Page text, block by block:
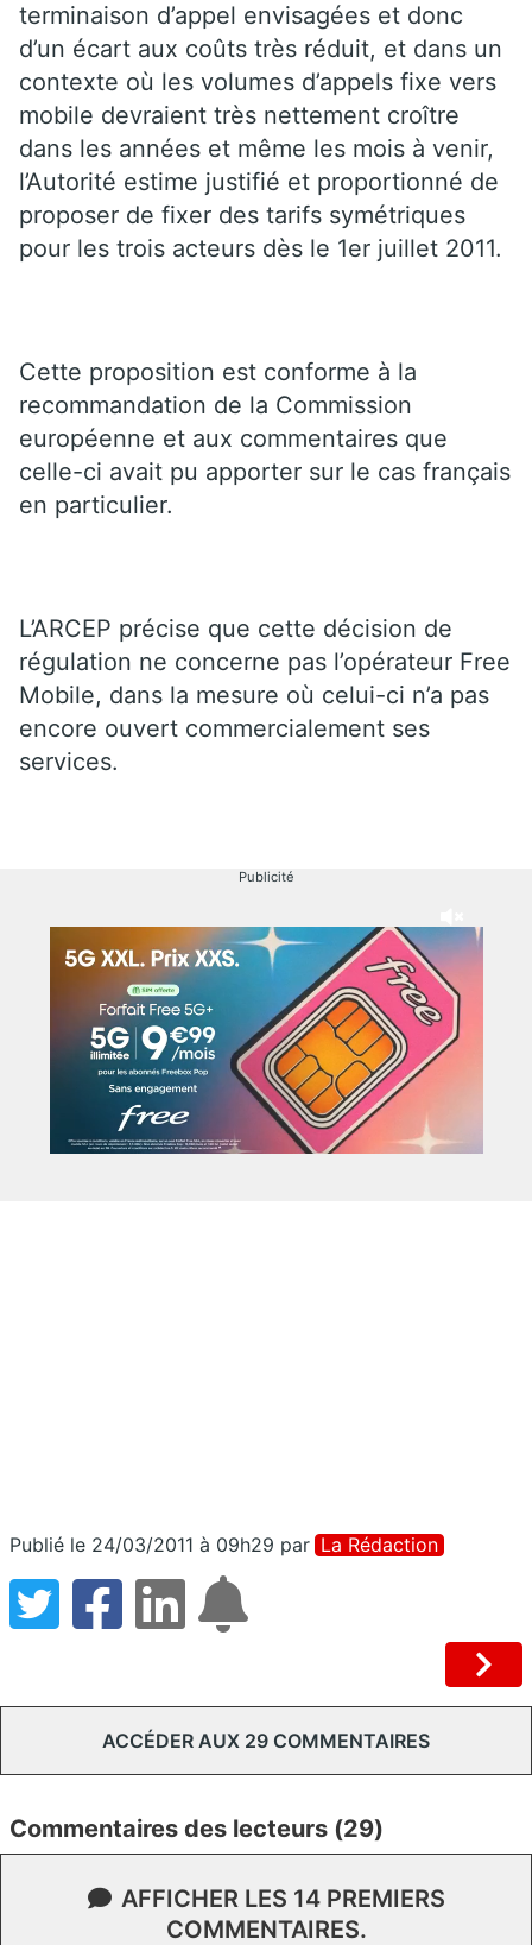
terminaison d’appel envisagées et donc
d’un écart aux coûts très réduit, et dans un
contexte où les volumes d’appels fixe vers
mobile devraient très nettement croître
dans les années et même les mois à venir,
l’Autorité estime justifié et proportionné de
proposer de fixer des tarifs symétriques
pour les trois acteurs dès le 1er juillet 2011.
Cette proposition est conforme à la
recommandation de la Commission
européenne et aux commentaires que
celle-ci avait pu apporter sur le cas français
en particulier.
L’ARCEP précise que cette décision de
régulation ne concerne pas l’opérateur Free
Mobile, dans la mesure où celui-ci n’a pas
encore ouvert commercialement ses
services.
Publicité
Publié le 24/03/2011 à 09h29 par La Rédaction
ACCÉDER AUX 29 COMMENTAIRES
Commentaires des lecteurs (29)
AFFICHER LES 14 PREMIERS
COMMENTAIRES.